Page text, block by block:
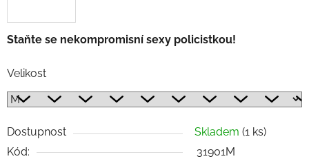
Staňte se nekompromisní sexy policistkou!
Velikost
Dostupnost Skladem (1 ks)
Kód:
31901M